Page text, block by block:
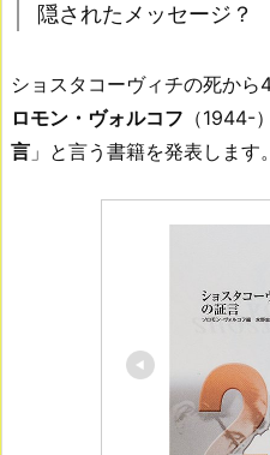
隠されたメッセージ？
ショスタコーヴィチの死か
ロモン・ヴォルコフ （1944-
言 」と言う書籍を発表します。